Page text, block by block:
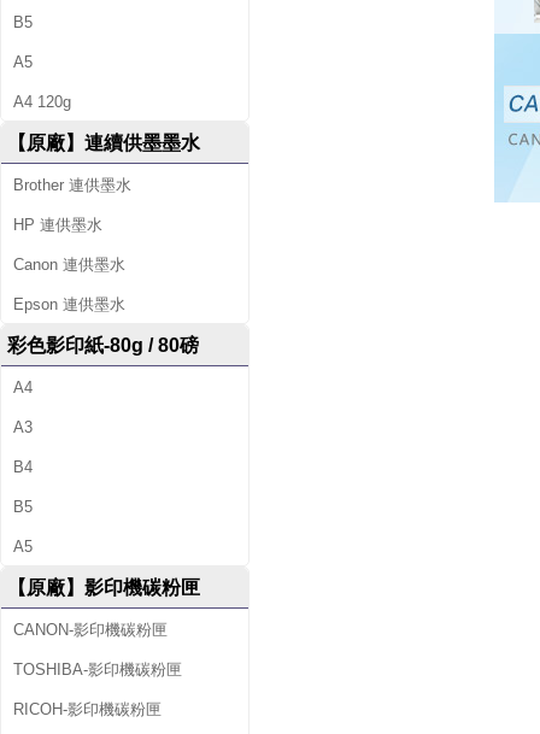
B5
A5
A4 120g
【原廠】連續供墨墨水
Brother 連供墨水
HP 連供墨水
Canon 連供墨水
Epson 連供墨水
彩色影印紙-80g / 80磅
A4
A3
B4
B5
A5
【原廠】影印機碳粉匣
CANON-影印機碳粉匣
TOSHIBA-影印機碳粉匣
RICOH-影印機碳粉匣